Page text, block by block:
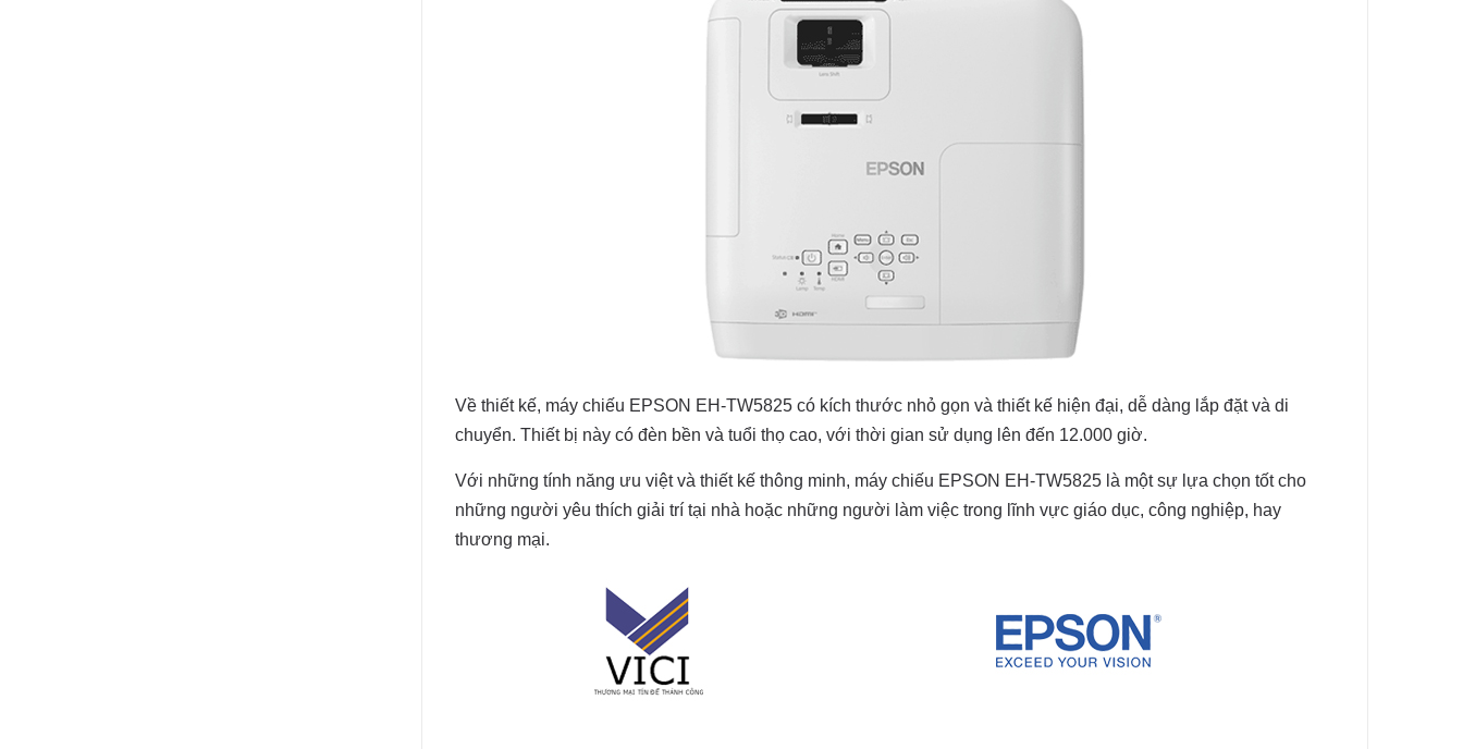
Về thiết kế, máy chiếu EPSON EH-TW5825 có kích thước nhỏ gọn và thiết kế hiện đại, dễ dàng lắp đặt và di
chuyển. Thiết bị này có đèn bền và tuổi thọ cao, với thời gian sử dụng lên đến 12.000 giờ.
Với những tính năng ưu việt và thiết kế thông minh, máy chiếu EPSON EH-TW5825 là một sự lựa chọn tốt cho
những người yêu thích giải trí tại nhà hoặc những người làm việc trong lĩnh vực giáo dục, công nghiệp, hay
thương mại.